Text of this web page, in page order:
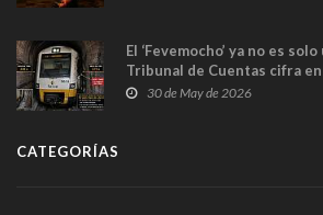
El ‘Fevemocho’ ya no es
Tribunal de Cuentas cifra
sobrecoste de los trenes
30 de May de 2026
CATEGORÍAS